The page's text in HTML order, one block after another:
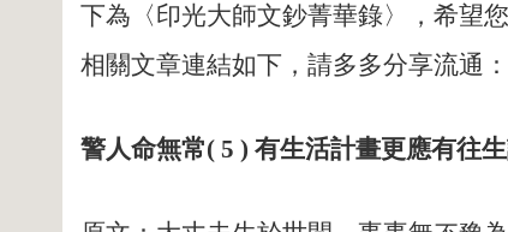
下為〈印光大師文鈔菁華錄〉，希望
相關文章連結如下，請多多分享流通：
警人命無常( 5 ) 有生活計畫更應有往